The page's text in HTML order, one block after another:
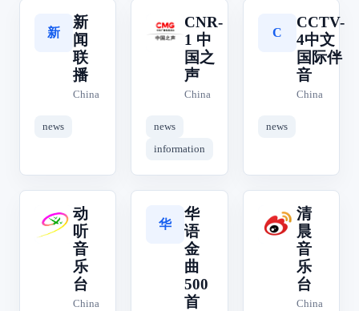
新
新
闻
联
播
China
news
C
CNR-
1 中
国之
声
China
news
information
C
CCTV-
4中文
国际伴
音
China
news
动
动
听
音
乐
台
China
华
华
语
金
曲
500
首
清
清
晨
音
乐
台
China